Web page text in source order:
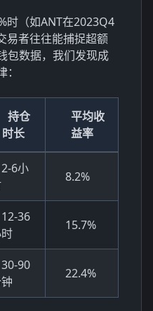
时（如ANT在2023Q4
易者往往能捕捉超额
包数据，我们发现成
持仓
时长
平均收
益率
2-6小
8.2%
12-36
15.7%
30-90
22.4%